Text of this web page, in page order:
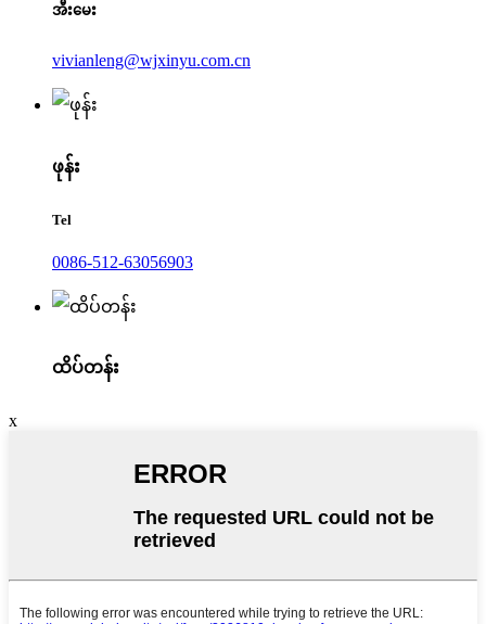
အီးမေး
vivianleng@wjxinyu.com.cn
ဖုန်း
Tel
0086-512-63056903
ထိပ်တန်း
x